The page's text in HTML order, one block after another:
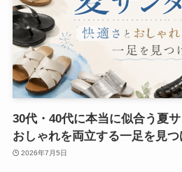
30代・40代に本当に似合う夏
おしゃれを両立する一足を見つ
2026年7月5日